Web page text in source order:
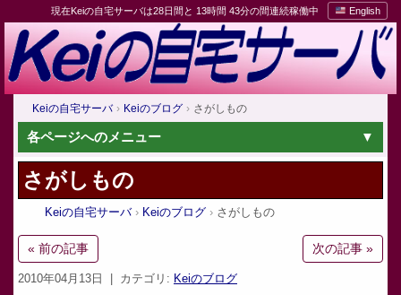
現在Keiの自宅サーバは28日間と 13時間 43分の間連続稼働中 English
Keiの自宅サーバ Keiのブログ さがしもの
各ページへのメニュー
さがしもの
Keiの自宅サーバ Keiのブログ さがしもの
« 前の記事 次の記事 »
2010年04月13日 | カテゴリ: Keiのブログ